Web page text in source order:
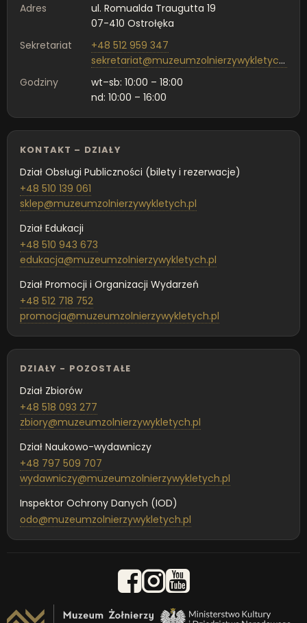
Adres
ul. Romualda Traugutta 19
07-410 Ostrołęka
Sekretariat
+48 512 959 347
sekretariat@muzeumzolnierzywykletych.pl
Godziny
wt–sb: 10:00 – 18:00
nd: 10:00 – 16:00
KONTAKT – DZIAŁY
Dział Obsługi Publiczności (bilety i rezerwacje)
+48 510 139 061
sklep@muzeumzolnierzywykletych.pl
Dział Edukacji
+48 510 943 673
edukacja@muzeumzolnierzywykletych.pl
Dział Promocji i Organizacji Wydarzeń
+48 512 718 752
promocja@muzeumzolnierzywykletych.pl
DZIAŁY - POZOSTAŁE
Dział Zbiorów
+48 518 093 277
zbiory@muzeumzolnierzywykletych.pl
Dział Naukowo-wydawniczy
+48 797 509 707
wydawniczy@muzeumzolnierzywykletych.pl
Inspektor Ochrony Danych (IOD)
odo@muzeumzolnierzywykletych.pl